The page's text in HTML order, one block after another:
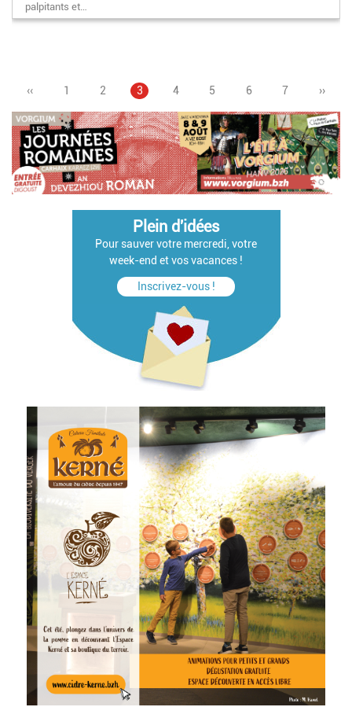
palpitants et…
Pagination
Page
‹‹ Page
1 Page
2
Page
3 Page
4 Page
5 Page
6 Page
7
Page
››
Plein d'idées
Pour sauver votre mercredi, votre
week-end et vos vacances !
Inscrivez-vous !